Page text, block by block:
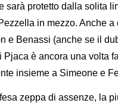
sarà protetto dalla solita
in mezzo. Anche a
e Benassi (anche se il
è ancora una volta
insieme a Simeone e
zeppa di assenze, la